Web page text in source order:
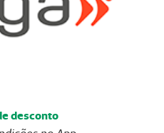
desconto